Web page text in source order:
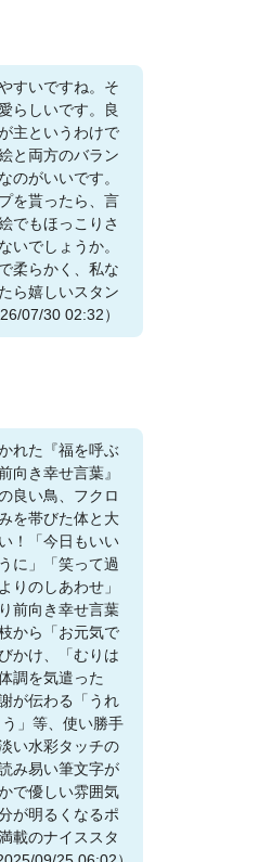
すいですね。そ
らしいです。良
主というわけで
と両方のバラン
のがいいです。
を貰ったら、言
でもほっこりさ
いでしょうか。
柔らかく、私な
ら嬉しいスタン
07/30 02:32）
れた『福を呼ぶ
向き幸せ言葉』
良い鳥、フクロ
を帯びた体と大
！「今日もいい
に」「笑って過
りのしあわせ」
前向き幸せ言葉
から「お元気で
かけ、「むりは
調を気遣った
が伝わる「うれ
」等、使い勝手
い水彩タッチの
み易い筆文字が
で優しい雰囲気
が明るくなるポ
載のナイススタ